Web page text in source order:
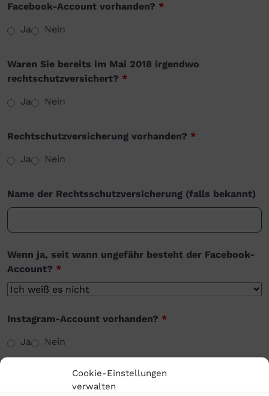
Cookie-Einstellungen
verwalten
Facebook-Account vorhanden? *
Ja
Nein
Waren Sie bereits im Mai 2018 irgendwo
rechtschutzversichert? *
Ja
Nein
Rechtschutzversicherung vorhanden? *
Ja
Nein
Name der Rechtsschutzversicherung (falls bekannt)
Wenn ja, seit wann ungefähr besteht der Facebook-
Account? *
Instagram-Account vorhanden? *
Ja
Nein
Wenn ja, seit wann ungefähr besteht der Instagram-